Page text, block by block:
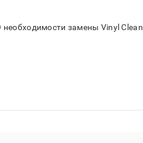
необходимости замены Vinyl Clean